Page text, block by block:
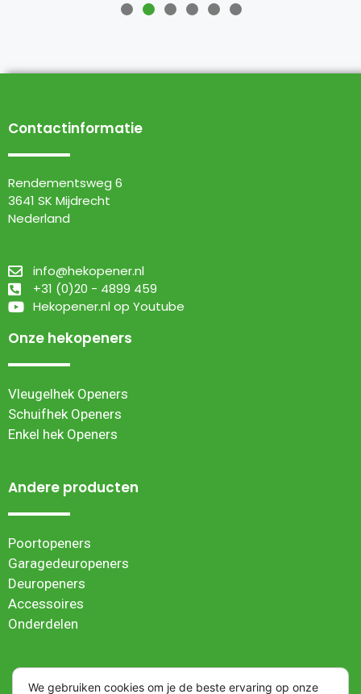
Contactinformatie
Rendementsweg 6
3641 SK Mijdrecht
Nederland
info@hekopener.nl
+31 (0)20 - 4899 459
Hekopener.nl op Youtube
Onze hekopeners
Vleugelhek Openers
Schuifhek Openers
Enkel hek Openers
Andere producten
Poortopeners
Garagedeuropeners
Deuropeners
Accessoires
Onderdelen
We gebruiken cookies om je de beste ervaring op onze